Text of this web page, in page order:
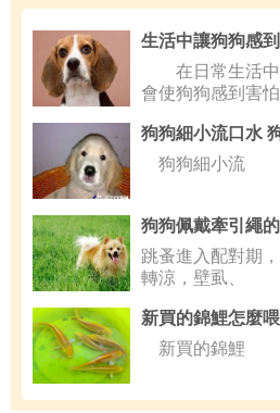
生活中讓狗狗感
在日常生活中
會使狗狗感到害
狗狗細小流
跳蚤進入配對期
轉涼，壁虱、
新買的錦鯉